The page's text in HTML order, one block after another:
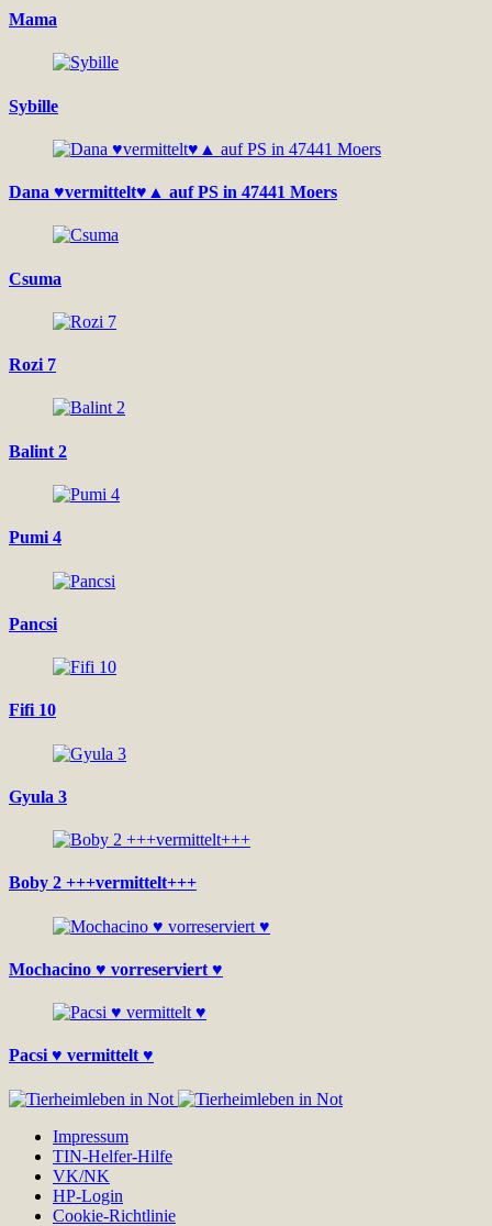
Mama
Sybille
Dana ♥vermittelt♥▲ auf PS in 47441 Moers
Csuma
Rozi 7
Balint 2
Pumi 4
Pancsi
Fifi 10
Gyula 3
Boby 2 +++vermittelt+++
Mochacino ♥ vorreserviert ♥
Pacsi ♥ vermittelt ♥
Impressum
TIN-Helfer-Hilfe
VK/NK
HP-Login
Cookie-Richtlinie